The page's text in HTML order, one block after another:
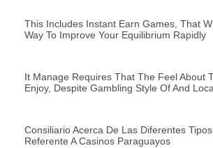
This Includes Instant Earn Games, That
Way To Improve Your Equilibrium Rapidly
It Manage Requires That The Feel About
Enjoy, Despite Gambling Style Of And
Consiliario Acerca De Las Diferentes
Referente A Casinos Paraguayos